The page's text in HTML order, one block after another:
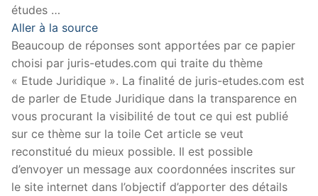
études …
Aller à la source
Beaucoup de réponses sont apportées par ce papier
choisi par juris-etudes.com qui traite du thème
« Etude Juridique ». La finalité de juris-etudes.com est
de parler de Etude Juridique dans la transparence en
vous procurant la visibilité de tout ce qui est publié
sur ce thème sur la toile Cet article se veut
reconstitué du mieux possible. Il est possible
d’envoyer un message aux coordonnées inscrites sur
le site internet dans l’objectif d’apporter des détails